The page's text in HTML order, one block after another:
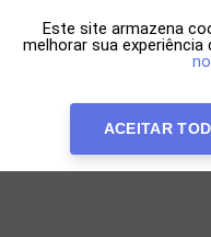
Este site armazena
melhorar sua experiência
ACEITAR